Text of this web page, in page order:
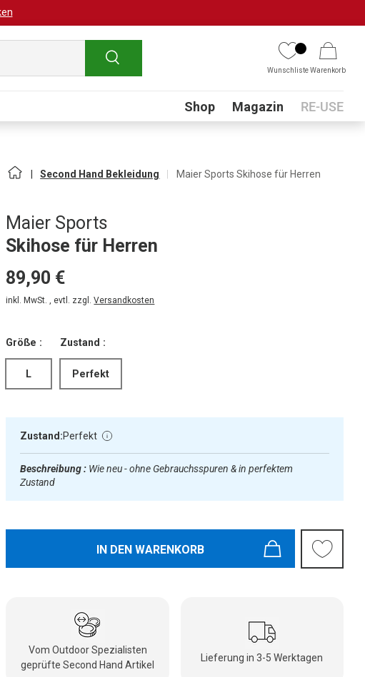
Suchen
WunschlisteWarenkorb
Submenu
Shop Magazin RE-USE
Second Hand Bekleidung Maier Sports Skihose für Herren
Maier Sports
Skihose für Herren
89,90 €
inkl. MwSt. , evtl. zzgl.Versandkosten
Größe :
L
Zustand :
Perfekt
Zustand:Perfekt
Beschreibung : Wie neu - ohne Gebrauchsspuren & in perfektem
Zustand
IN DEN WARENKORB
Vom Outdoor Spezialisten
geprüfte Second Hand Artikel
Lieferung in 3-5 Werktagen